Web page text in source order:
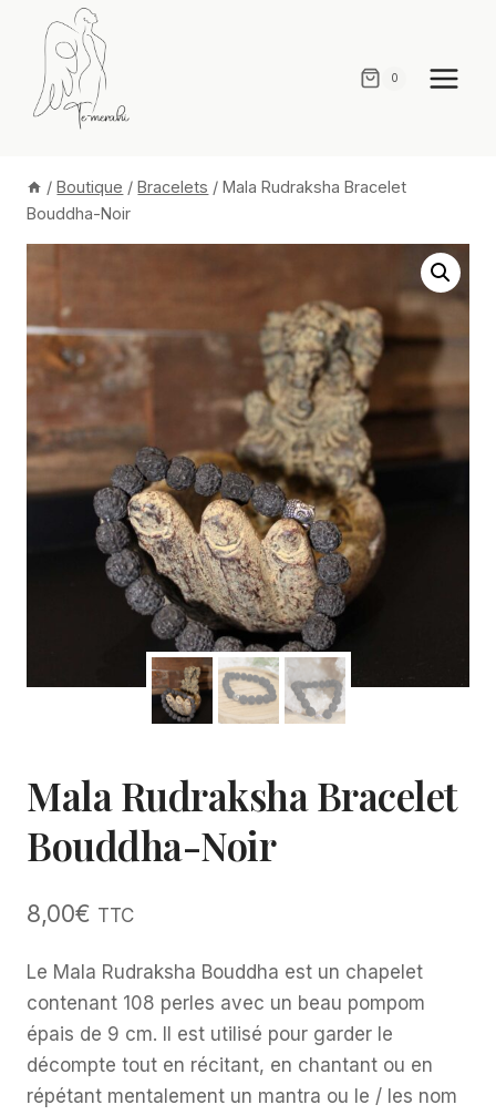
contenu
0
/ Boutique / Bracelets / Mala Rudraksha Bracelet
Bouddha-Noir
Mala Rudraksha Bracelet
Bouddha-Noir
8,00€ TTC
Le Mala Rudraksha Bouddha est un chapelet
contenant 108 perles avec un beau pompom
épais de 9 cm. Il est utilisé pour garder le
décompte tout en récitant, en chantant ou en
répétant mentalement un mantra ou le / les nom